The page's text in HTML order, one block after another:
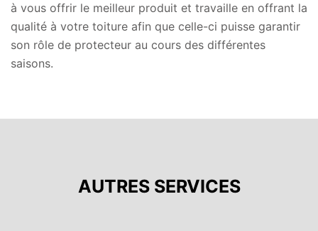
à vous offrir le meilleur produit et travaille en offrant la
qualité à votre toiture afin que celle-ci puisse garantir
son rôle de protecteur au cours des différentes
saisons.
AUTRES SERVICES